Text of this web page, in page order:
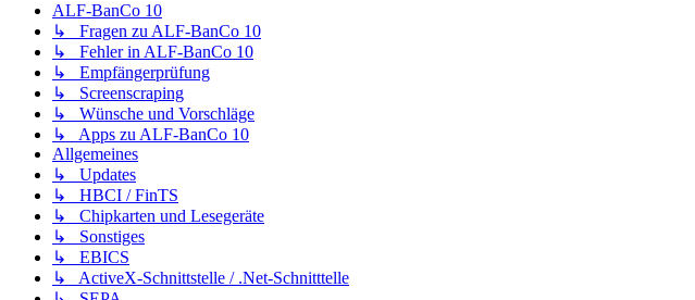
ALF-BanCo 10
↳ Fragen zu ALF-BanCo 10
↳ Fehler in ALF-BanCo 10
↳ Empfängerprüfung
↳ Screenscraping
↳ Wünsche und Vorschläge
↳ Apps zu ALF-BanCo 10
Allgemeines
↳ Updates
↳ HBCI / FinTS
↳ Chipkarten und Lesegeräte
↳ Sonstiges
↳ EBICS
↳ ActiveX-Schnittstelle / .Net-Schnitttelle